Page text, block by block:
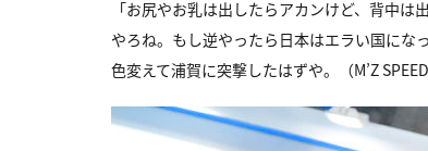
「お尻やお乳は出したらアカンけど、背中
やろね。もし逆やったら日本はエラい国にな
色変えて浦賀に突撃したはずや。（M’Z SPEED